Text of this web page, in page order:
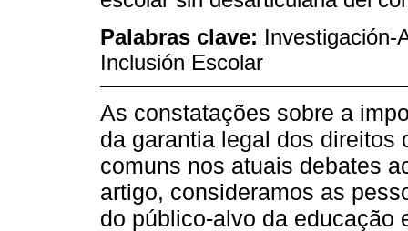
Palabras clave: Investigación-
Inclusión Escolar
As constatações sobre a
da garantia legal dos
comuns nos atuais debates
artigo, consideramos as
do público-alvo da educação